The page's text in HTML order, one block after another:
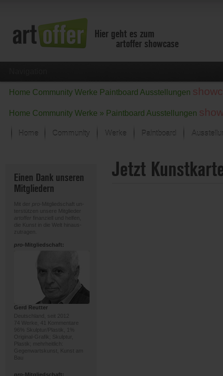
Hier geht es zum
artoffer showcase
Home Community Werke Paintboard Ausstellungen
Home Community Werke » Paintboard Ausstellungen
Home Community Werke
Der letzte Monat im Fokus
Alle Fokus-Werke
Paintboard
Einen Dank unseren
Mitgliedern
Mit der pro
-Mitgliedschaft un-
terstützen unsere Mitglieder
artoffer finanziell und helfen,
die Kunst in die Welt hinaus-
zutragen.
pro-Mitgliedschaft:
Gerd Reutter
Deutschland, seit 2012
74 Werke, 41 Kommentare
96% Skulptur/Plastik, 1%
Original-Grafik; Skulptur,
Plastik; mehrheitlich:
Gegenwartskunst, Kunst am
Bau
pro-Mitgliedschaft:
Jetzt